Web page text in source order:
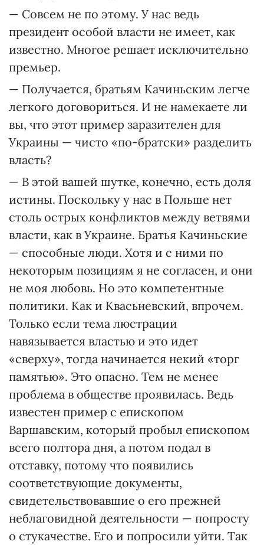
— Совсем не по этому. У нас ведь
президент особой власти не имеет, как
известно. Многое решает исключительно
премьер.
— Получается, братьям Качиньским легче
легкого договориться. И не намекаете ли
вы, что этот пример заразителен для
Украины — чисто «по-братски» разделить
власть?
— В этой вашей шутке, конечно, есть доля
истины. Поскольку у нас в Польше нет
столь острых конфликтов между ветвями
власти, как в Украине. Братья Качиньские
— способные люди. Хотя и с ними по
некоторым позициям я не согласен, и они
не моя любовь. Но это компетентные
политики. Как и Квасьневский, впрочем.
Только если тема люстрации
навязывается властью и это идет
«сверху», тогда начинается некий «торг
памятью». Это опасно. Тем не менее
проблема в обществе проявилась. Ведь
известен пример с епископом
Варшавским, который пробыл епископом
всего полтора дня, а потом подал в
отставку, потому что появились
соответствующие документы,
свидетельствовавшие о его прежней
неблаговидной деятельности — попросту
о стукачестве. Его и попросили уйти. Так